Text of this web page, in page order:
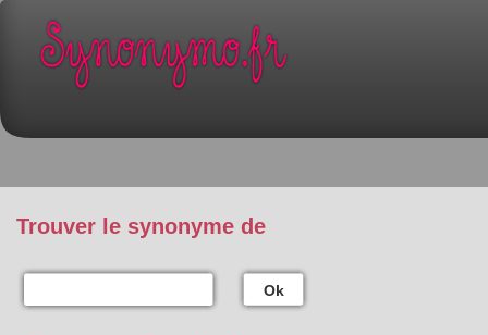
Trouver le synonyme de
Ok